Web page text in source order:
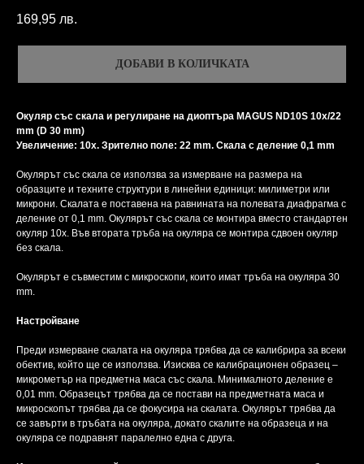
169,95 лв.
ДОБАВИ В КОЛИЧКАТА
Окуляр със скала и регулиране на диоптъра MAGUS ND10S 10х/22
mm (D 30 mm)
Увеличение: 10x. Зрително поле: 22 mm. Скала с деление 0,1 mm
Окулярът със скала се използва за измерване на размера на
образците и техните структури в линейни единици: милиметри или
микрони. Скалата е поставена на равнината на полевата диафрагма с
деление от 0,1 mm. Окулярът със скала се монтира вместо стандартен
окуляр 10x. Във втората тръба на окуляра се монтира сдвоен окуляр
без скала.
Окулярът е съвместим с микроскопи, които имат тръба на окуляра 30
mm.
Настройване
Преди измерване скалата на окуляра трябва да се калибрира за всеки
обектив, който ще се използва. Изисква се калибрационен образец –
микрометър на предметна маса със скала. Минималното деление е
0,01 mm. Образецът трябва да се постави на предметната маса и
микроскопът трябва да се фокусира на скалата. Окулярът трябва да
се завърти в тръбата на окуляра, докато скалите на образеца и на
окуляра се подравнят паралелно една с друга.